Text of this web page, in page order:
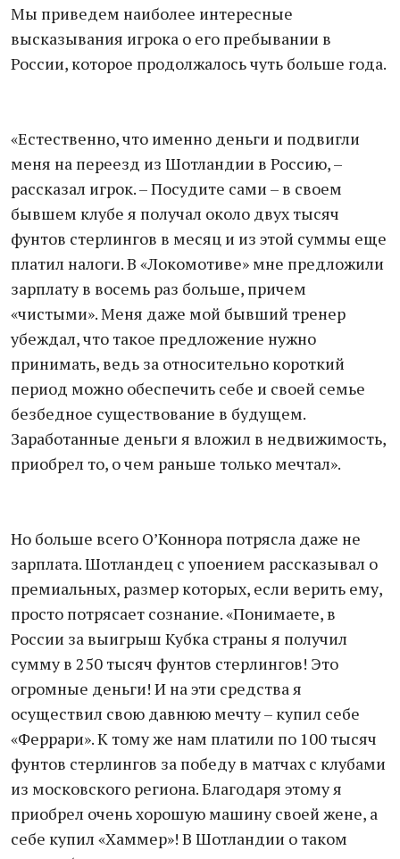
Мы приведем наиболее интересные
высказывания игрока о его пребывании в
России, которое продолжалось чуть больше года.
«Естественно, что именно деньги и подвигли
меня на переезд из Шотландии в Россию, –
рассказал игрок. – Посудите сами – в своем
бывшем клубе я получал около двух тысяч
фунтов стерлингов в месяц и из этой суммы еще
платил налоги. В «Локомотиве» мне предложили
зарплату в восемь раз больше, причем
«чистыми». Меня даже мой бывший тренер
убеждал, что такое предложение нужно
принимать, ведь за относительно короткий
период можно обеспечить себе и своей семье
безбедное существование в будущем.
Заработанные деньги я вложил в недвижимость,
приобрел то, о чем раньше только мечтал».
Но больше всего О’Коннора потрясла даже не
зарплата. Шотландец с упоением рассказывал о
премиальных, размер которых, если верить ему,
просто потрясает сознание. «Понимаете, в
России за выигрыш Кубка страны я получил
сумму в 250 тысяч фунтов стерлингов! Это
огромные деньги! И на эти средства я
осуществил свою давнюю мечту – купил себе
«Феррари». К тому же нам платили по 100 тысяч
фунтов стерлингов за победу в матчах с клубами
из московского региона. Благодаря этому я
приобрел очень хорошую машину своей жене, а
себе купил «Хаммер»! В Шотландии о таком